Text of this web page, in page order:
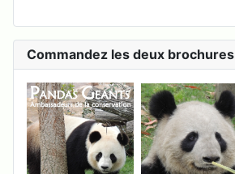
Commandez les deux brochures